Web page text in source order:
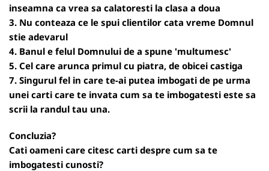
inseamna ca vrea sa calatoresti la clasa a doua
3. Nu conteaza ce le spui clientilor cata vreme Domnul
stie adevarul
4. Banul e felul Domnului de a spune 'multumesc'
5. Cel care arunca primul cu piatra, de obicei castiga
7. Singurul fel in care te-ai putea imbogati de pe urma
unei carti care te invata cum sa te imbogatesti este sa
scrii la randul tau una.
Concluzia?
Cati oameni care citesc carti despre cum sa te
imbogatesti cunosti?